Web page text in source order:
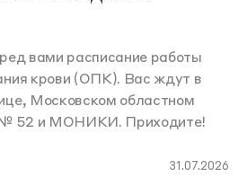
вами расписание работы
крови (ОПК). Вас ждут в
Московском областном
№ 52 и МОНИКИ. Приходите!
31.07.2026